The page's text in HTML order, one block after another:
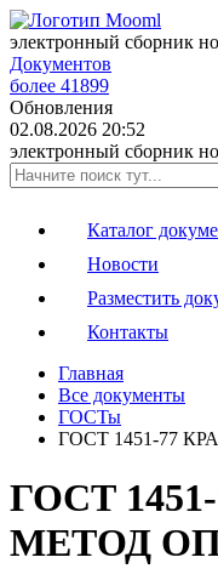
электронный сборник
Документов
более 41899
Обновления
02.08.2026 20:52
электронный сборник
Каталог
Новости
Разместить
Контакты
Главная
Все документы
ГОСТы
ГОСТ 1451-77
ГОСТ
МЕТОД